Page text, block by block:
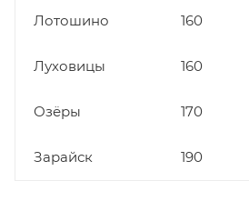
Лотошино 160
Луховицы 160
Озёры 170
Зарайск 190